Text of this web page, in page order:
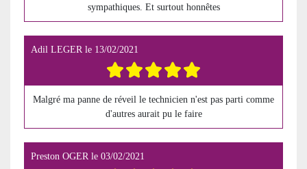
sympathiques. Et surtout honnêtes
Adil LEGER le 13/02/2021
Malgré ma panne de réveil le technicien n'est pas parti comme
d'autres aurait pu le faire
Preston OGERle 03/02/2021